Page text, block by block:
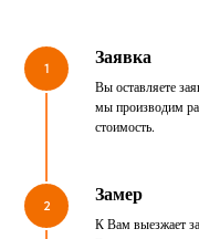
1 Заявка
Вы оставляете
мы производим
стоимость.
2 Замер
К Вам выезжает